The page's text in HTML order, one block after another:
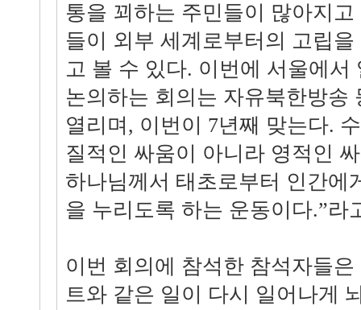
통을 꾀하는 주민들이 많아지
들이 외부 세계로부터의 고립
고 볼 수 있다. 이번에 서울에서
논의하는 회의는 자유북한방송
열리며, 이번이 7년째 맞는다.
질적인 싸움이 아니라 영적인
하나님께서 태초로부터 인간에
을 누리도록 하는 운동이다.”라
이번 회의에 참석한 참석자들
트와 같은 일이 다시 일어나게